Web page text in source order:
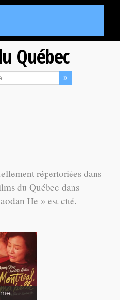
Québec
répertoriées dans
du Québec dans
He » est cité.